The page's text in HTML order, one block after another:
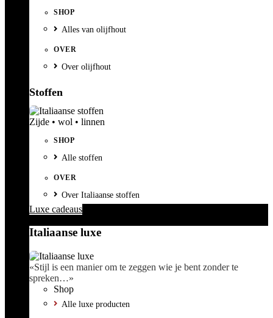
SHOP
Alles van olijfhout
OVER
Over olijfhout
Stoffen
Zijde • wol • linnen
SHOP
Alle stoffen
OVER
Over Italiaanse stoffen
Luxe cadeaus
Italiaanse luxe
«Stijl is een manier om te zeggen wie je bent zonder te
spreken…»
Shop
Alle luxe producten